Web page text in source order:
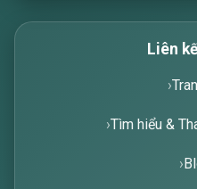
Liên
Tìm hiểu &